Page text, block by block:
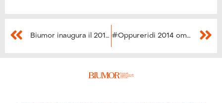
Biumor inaugura il 2014 con Fellini #Oppureridi 2014 omaggia Robin Williams e Massimo Troisi